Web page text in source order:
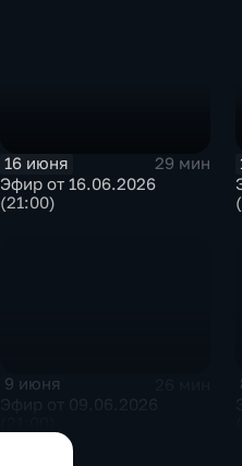
16 июня
29 мин
Эфир от 16.06.2026
(21:00)
9 июня